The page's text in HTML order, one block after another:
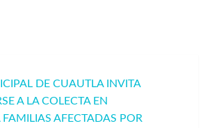
DE CUAUTLA INVITA
A LA COLECTA EN
AFECTADAS POR